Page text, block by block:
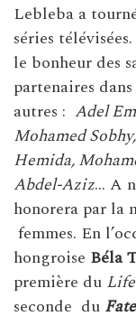
Lebleba a
séries
le bonheur des
partenaires
autres : Adel
Mohamed
Hemida,
Abdel-Aziz… A
honorera par la
femmes. En
hongroise Béla
première du
seconde du